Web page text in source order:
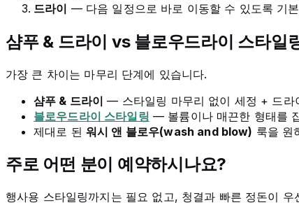
드라이 — 다음 일정으로 바로 이동할 수 있도록 기
샴푸 & 드라이 vs 블로우드라이 스타일
가장 큰 차이는 마무리 단계에 있습니다.
샴푸 & 드라이 — 스타일링 마무리 없이 세정 + 드라
블로우드라이 스타일링 — 볼륨이나 매끈한 형태를
제대로 된 워시 앤 블로우(wash and blow) 룩을 원
주로 어떤 분이 예약하시나요?
행사용 스타일링까지는 필요 없고, 청결과 빠른 정돈이